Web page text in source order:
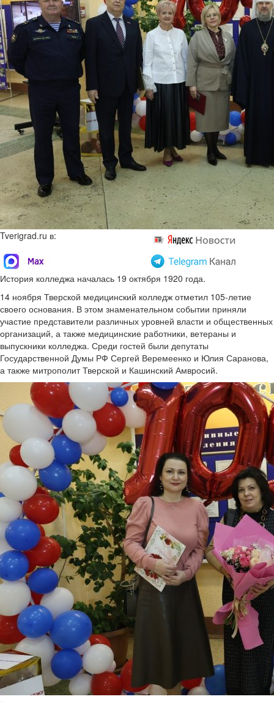
Tverigrad.ru в:
История колледжа началась 19 октября 1920 года.
14 ноября Тверской медицинский колледж отметил 105-летие
своего основания. В этом знаменательном событии приняли
участие представители различных уровней власти и общественных
организаций, а также медицинские работники, ветераны и
выпускники колледжа. Среди гостей были депутаты
Государственной Думы РФ Сергей Веремеенко и Юлия Саранова,
а также митрополит Тверской и Кашинский Амвросий.